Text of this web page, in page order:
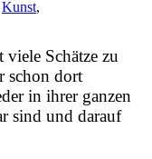
Kunst,
Schätze zu
schon dort
in ihrer ganzen
sind und darauf